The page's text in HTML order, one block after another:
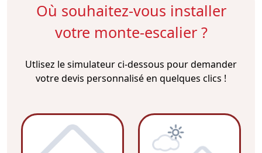
Où souhaitez-vous installer
votre monte-escalier ?
Utlisez le simulateur ci-dessous pour demander
votre devis personnalisé en quelques clics !